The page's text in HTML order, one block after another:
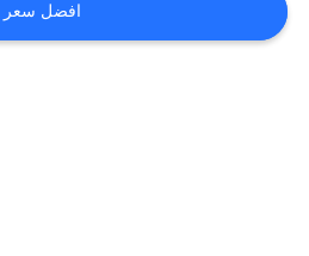
خريطة
افضل سعر